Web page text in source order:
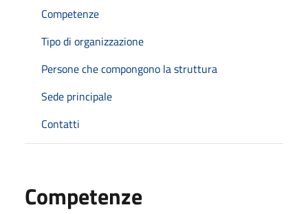
Competenze
Tipo di organizzazione
Persone che compongono la struttura
Sede principale
Contatti
Competenze